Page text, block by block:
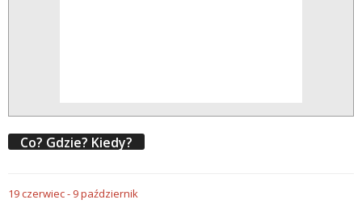
Co? Gdzie? Kiedy?
19czerwiec- 9październik